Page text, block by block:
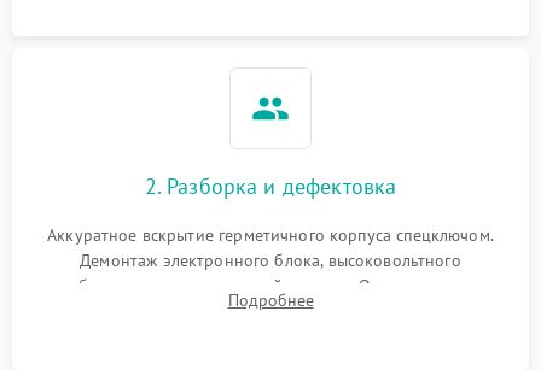
2. Разборка и дефектовка
Аккуратное вскрытие герметичного корпуса спецключом.
Демонтаж электронного блока, высоковольтного
преобразователя и оптической системы. Осмотр контактов
на окисление и проверка целостности уплотнительных
Подробнее